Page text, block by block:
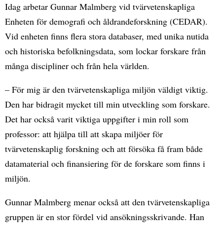
Idag arbetar Gunnar Malmberg vid tvärvetenskapliga
Enheten för demografi och åldrandeforskning (CEDAR).
Vid enheten finns flera stora databaser, med unika nutida
och historiska befolkningsdata, som lockar forskare från
många discipliner och från hela världen.
– För mig är den tvärvetenskapliga miljön väldigt viktig.
Den har bidragit mycket till min utveckling som forskare.
Det har också varit viktiga uppgifter i min roll som
professor: att hjälpa till att skapa miljöer för
tvärvetenskaplig forskning och att försöka få fram både
datamaterial och finansiering för de forskare som finns i
miljön.
Gunnar Malmberg menar också att den tvärvetenskapliga
gruppen är en stor fördel vid ansökningsskrivande. Han